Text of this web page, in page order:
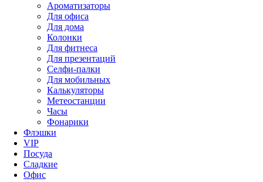
Ароматизаторы
Для офиса
Для дома
Колонки
Для фитнеса
Для презентаций
Селфи-палки
Для мобильных
Калькуляторы
Метеостанции
Часы
Фонарики
Флэшки
VIP
Посуда
Сладкие
Офис